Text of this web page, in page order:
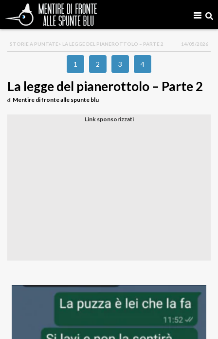
STORIE A PUNTATE> LA LEGGE DEL PIANEROTTOLO – PARTE 2 14/05/2026
1 2 3 4
La legge del pianerottolo – Parte 2
di Mentire di fronte alle spunte blu